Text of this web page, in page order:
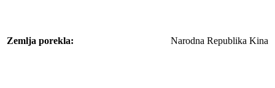
Zemlja porekla: Narodna Republika Kina